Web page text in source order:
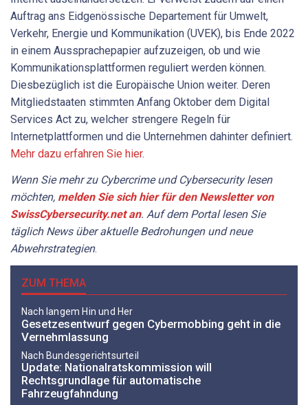
Auftrag ans Eidgenössische Departement für Umwelt,
Verkehr, Energie und Kommunikation (UVEK), bis Ende 2022
in einem Aussprachepapier aufzuzeigen, ob und wie
Kommunikationsplattformen reguliert werden können.
Diesbezüglich ist die Europäische Union weiter. Deren
Mitgliedstaaten stimmten Anfang Oktober dem Digital
Services Act zu, welcher strengere Regeln für
Internetplattformen und die Unternehmen dahinter definiert.
Mehr dazu erfahren Sie hier.
Wenn Sie mehr zu Cybercrime und Cybersecurity lesen
möchten, melden Sie sich hier für den Newsletter von
SwissCybersecurity.net an. Auf dem Portal lesen Sie
täglich News über aktuelle Bedrohungen und neue
Abwehrstrategien.
ZUM THEMA
Nach langem Hin und Her
Gesetzesentwurf gegen Cybermobbing geht in die
Vernehmlassung
Nach Bundesgerichtsurteil
Update: Nationalratskommission will
Rechtsgrundlage für automatische
Fahrzeugfahndung